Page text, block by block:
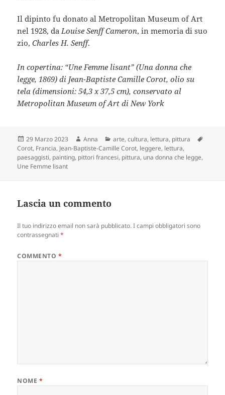
Il dipinto fu donato al Metropolitan Museum of Art
nel 1928, da Louise Senff Cameron, in memoria di suo
zio,Charles H. Senff.
In copertina: “Une Femme lisant” (Una donna che
legge, 1869) di Jean-Baptiste Camille Corot, olio su
tela (dimensioni: 54,3 x 37,5 cm), conservato al
Metropolitan Museum of Art di New York
Scritto
il
29 Marzo 2023 Autore
Anna Categorie
arte,cultura, lettura, pittura
Corot, Francia, Jean-Baptiste-Camille Corot, leggere, lettura,
paesaggisti, painting, pittori francesi, pittura, una donna che legge,
Une Femme lisant
Lascia un commento
Il tuo indirizzo email non sarà pubblicato. I campi obbligatori sono
contrassegnati*
COMMENTO *
NOME *